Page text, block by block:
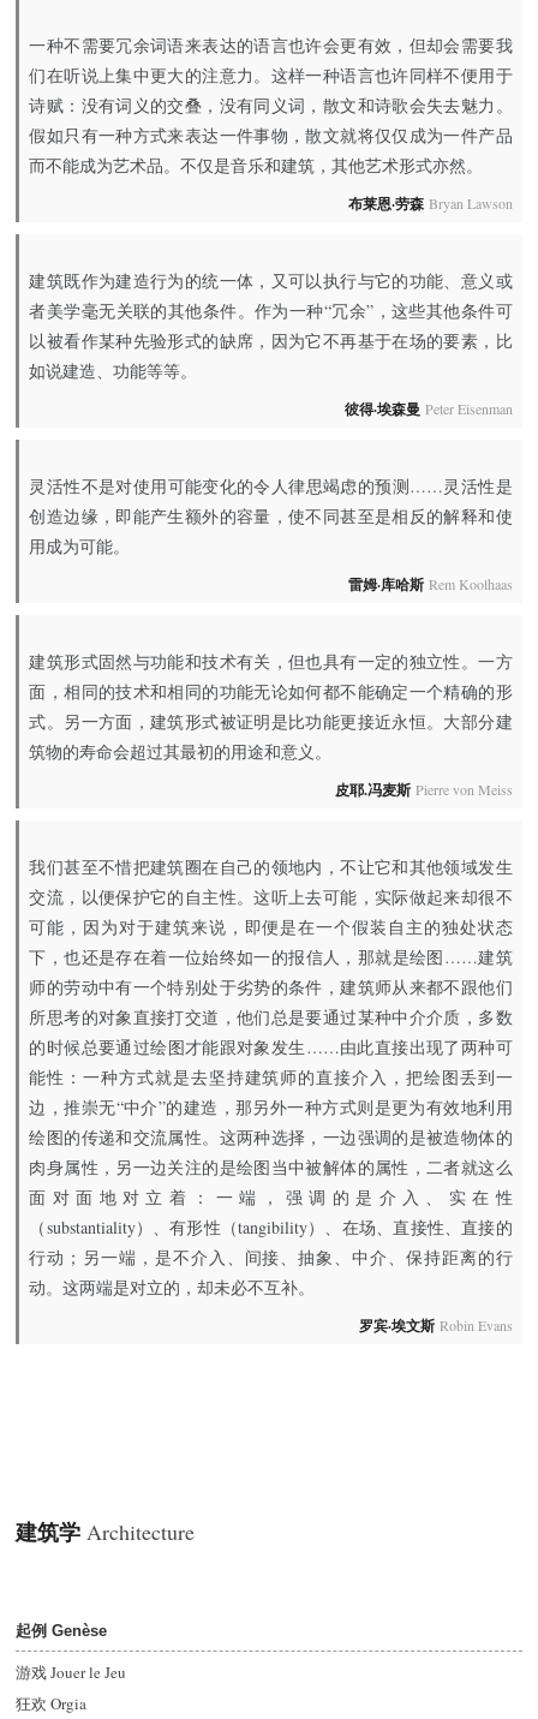
一种不需要冗余词语来表达的语言也许会更有效，但却会需要我
们在听说上集中更大的注意力。这样一种语言也许同样不便用于
诗赋：没有词义的交叠，没有同义词，散文和诗歌会失去魅力。
假如只有一种方式来表达一件事物，散文就将仅仅成为一件产品
而不能成为艺术品。不仅是音乐和建筑，其他艺术形式亦然。
布莱恩·劳森Bryan Lawson
建筑既作为建造行为的统一体，又可以执行与它的功能、意义或
者美学毫无关联的其他条件。作为一种“冗余”，这些其他条件可
以被看作某种先验形式的缺席，因为它不再基于在场的要素，比
如说建造、功能等等。
彼得·埃森曼 Peter Eisenman
灵活性不是对使用可能变化的令人律思竭虑的预测……灵活性是
创造边缘，即能产生额外的容量，使不同甚至是相反的解释和使
用成为可能。
雷姆·库哈斯Rem Koolhaas
建筑形式固然与功能和技术有关，但也具有一定的独立性。一方
面，相同的技术和相同的功能无论如何都不能确定一个精确的形
式。另一方面，建筑形式被证明是比功能更接近永恒。大部分建
筑物的寿命会超过其最初的用途和意义。
皮耶.冯麦斯Pierre von Meiss
我们甚至不惜把建筑圈在自己的领地内，不让它和其他领域发生
交流，以便保护它的自主性。这听上去可能，实际做起来却很不
可能，因为对于建筑来说，即便是在一个假装自主的独处状态
下，也还是存在着一位始终如一的报信人，那就是绘图……建筑
师的劳动中有一个特别处于劣势的条件，建筑师从来都不跟他们
所思考的对象直接打交道，他们总是要通过某种中介介质，多数
的时候总要通过绘图才能跟对象发生……由此直接出现了两种可
能性：一种方式就是去坚持建筑师的直接介入，把绘图丢到一
边，推崇无“中介”的建造，那另外一种方式则是更为有效地利用
绘图的传递和交流属性。这两种选择，一边强调的是被造物体的
肉身属性，另一边关注的是绘图当中被解体的属性，二者就这么
面对面地对立着：一端，强调的是介入、实在性
（substantiality）、有形性（tangibility）、在场、直接性、直接的
行动；另一端，是不介入、间接、抽象、中介、保持距离的行
动。这两端是对立的，却未必不互补。
罗宾·埃文斯Robin Evans
建筑学Architecture
起例 Genèse
游戏 Jouer le Jeu
狂欢 Orgia